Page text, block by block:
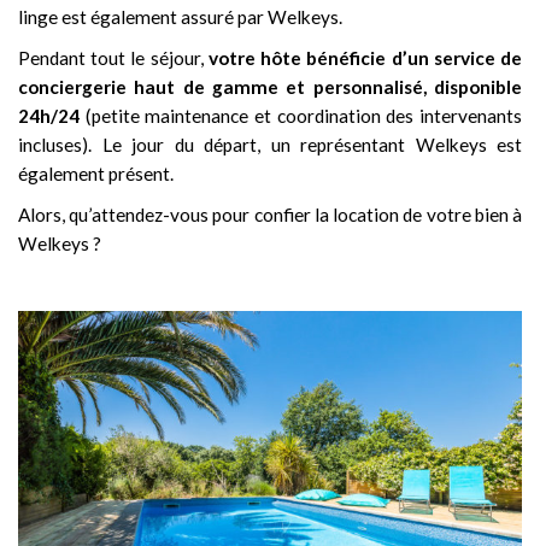
linge est également assuré par Welkeys.
Pendant tout le séjour, votre hôte bénéficie d’un service de
conciergerie haut de gamme et personnalisé, disponible
24h/24 (petite maintenance et coordination des intervenants
incluses). Le jour du départ, un représentant Welkeys est
également présent.
Alors, qu’attendez-vous pour confier la location de votre bien à
Welkeys ?